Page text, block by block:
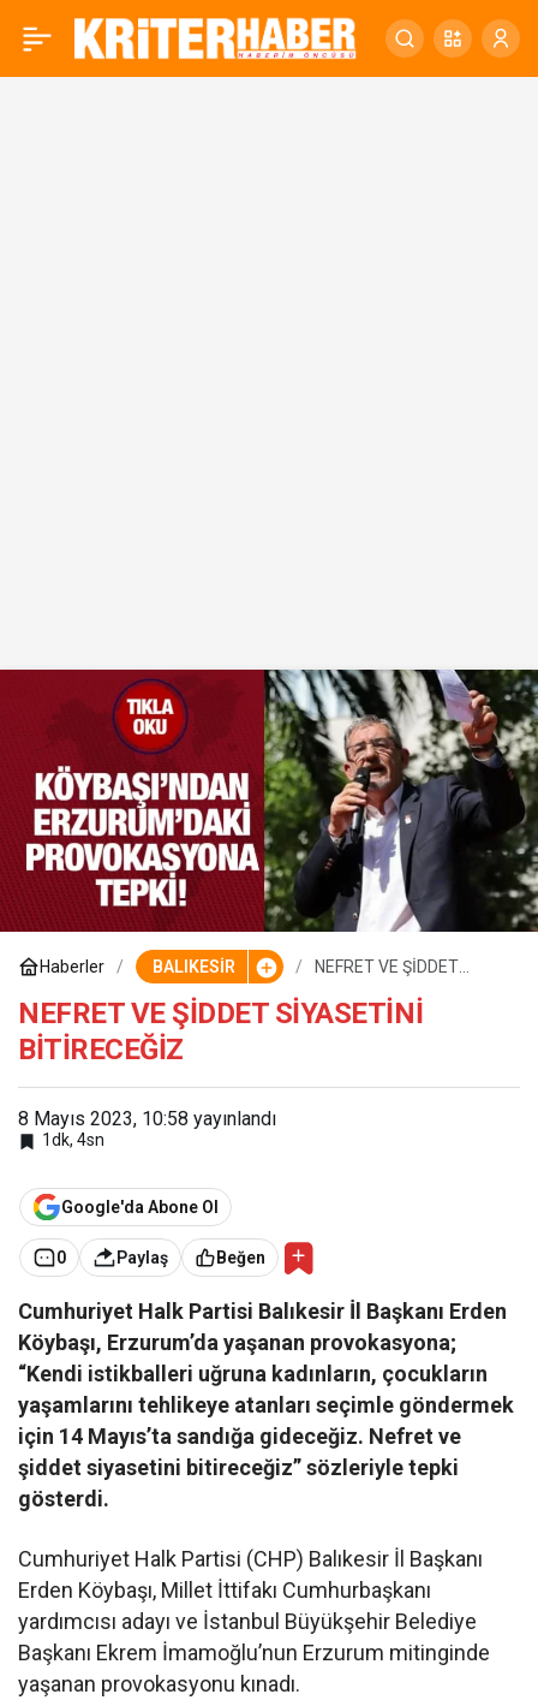
Haberler BALIKESİR
NEFRET VE ŞİDDET
NEFRET VE ŞİDDET SİYASETİNİ
BİTİRECEĞİZ
8 Mayıs 2023, 10:58 yayınlandı
1dk, 4sn
Google'da Abone Ol
0 Paylaş Beğen
Cumhuriyet Halk Partisi Balıkesir İl Başkanı Erden
Köybaşı, Erzurum’da yaşanan provokasyona;
“Kendi istikballeri uğruna kadınların, çocukların
yaşamlarını tehlikeye atanları seçimle göndermek
için 14 Mayıs’ta sandığa gideceğiz. Nefret ve
şiddet siyasetini bitireceğiz” sözleriyle tepki
gösterdi.
Cumhuriyet Halk Partisi (CHP) Balıkesir İl Başkanı
Erden Köybaşı, Millet İttifakı Cumhurbaşkanı
yardımcısı adayı ve İstanbul Büyükşehir Belediye
Başkanı Ekrem İmamoğlu’nun Erzurum mitinginde
yaşanan provokasyonu kınadı.
NEFRET VE ŞİDDET 0